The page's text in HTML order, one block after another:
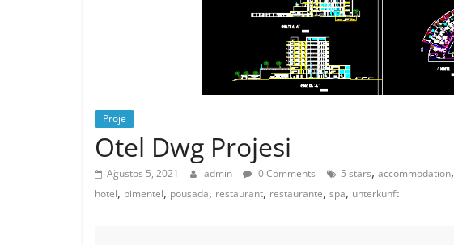
Proje
Otel Dwg Projesi
Ağustos 5, 2021 admin 0 Comments 5 stars, accommodation,
hotel, pimentel, pousada, restaurant, restaurante, spa, unterkunft